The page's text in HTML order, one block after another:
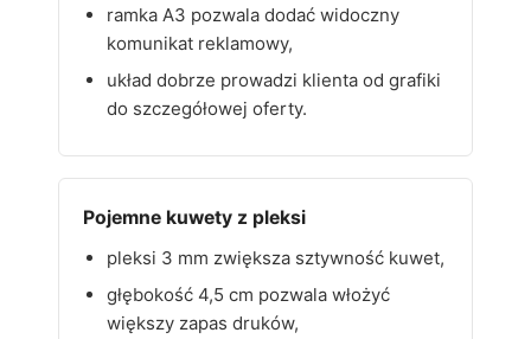
ramka A3 pozwala dodać widoczny
komunikat reklamowy,
układ dobrze prowadzi klienta od grafiki
do szczegółowej oferty.
Pojemne kuwety z pleksi
pleksi 3 mm zwiększa sztywność kuwet,
głębokość 4,5 cm pozwala włożyć
większy zapas druków,